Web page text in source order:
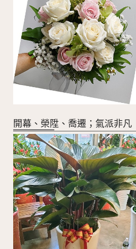
開幕、榮陞、喬遷；氣派非凡